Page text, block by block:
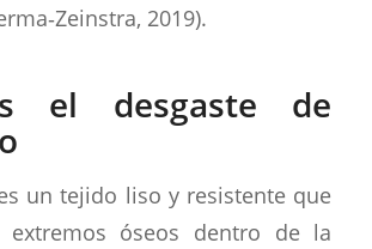
2019).
el desgaste de
un tejido liso y resistente que
extremos óseos dentro de la